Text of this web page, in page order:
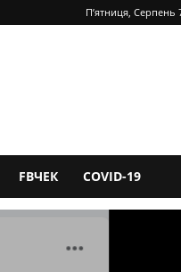
П’ятниця, Серпень
FBЧЕК COVID-19